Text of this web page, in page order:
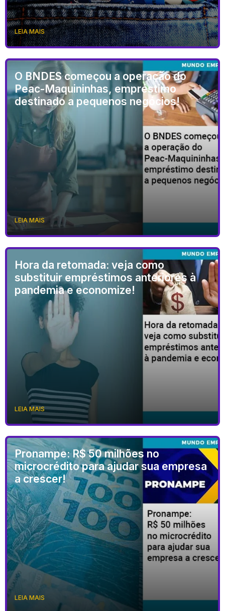
LEIA MAIS
O BNDES começou a operação do
Peac-Maquininhas, empréstimo
destinado a pequenos negócios!
LEIA MAIS
Hora da retomada: veja como
substituir empréstimos anteriores à
pandemia e economize!
LEIA MAIS
Pronampe: R$ 50 milhões no
microcrédito para ajudar sua empresa
a crescer!
LEIA MAIS